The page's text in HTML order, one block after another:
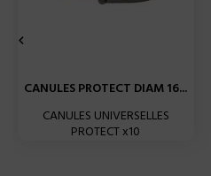
CANULES PROTECT DIAM 16...
CANULES UNIVERSELLES
PROTECT x10
